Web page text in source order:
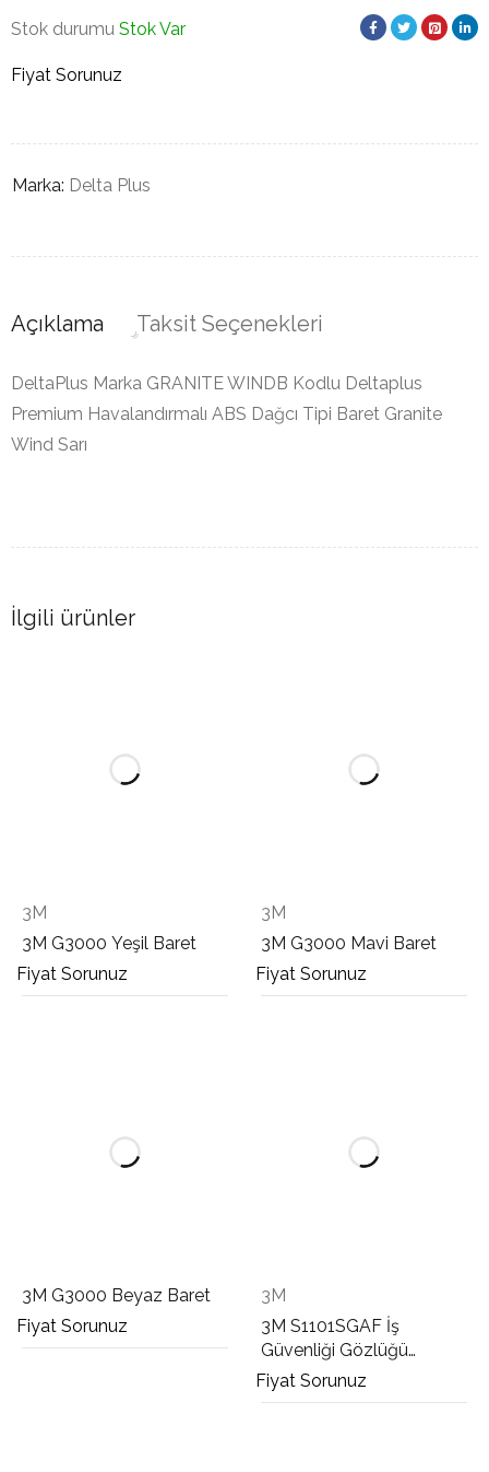
Stok durumu Stok Var
Fiyat Sorunuz
Marka: Delta Plus
Açıklama Taksit Seçenekleri
DeltaPlus Marka GRANITE WINDB Kodlu Deltaplus
Premium Havalandırmalı ABS Dağcı Tipi Baret Granite
Wind Sarı
İlgili ürünler
3M
3M G3000 Yeşil Baret
Fiyat Sorunuz
3M
3M G3000 Mavi Baret
Fiyat Sorunuz
3M G3000 Beyaz Baret
Fiyat Sorunuz
3M
3M S1101SGAF İş
Güvenliği Gözlüğü
Mavi/Siyah
Fiyat Sorunuz